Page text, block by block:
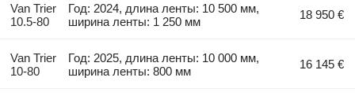
Van Trier
10.5-80
Год: 2024, длина ленты: 10 500 мм,
ширина ленты: 1 250 мм
18 950 €
Van Trier
10-80
Год: 2025, длина ленты: 10 000 мм,
ширина ленты: 800 мм
16 145 €